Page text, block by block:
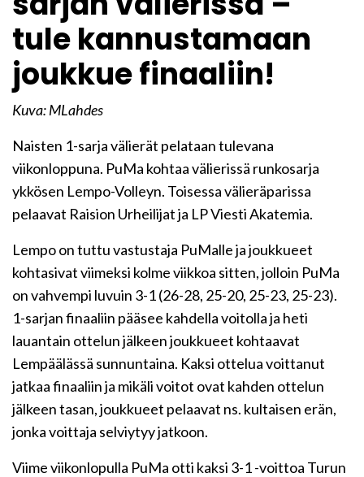
tule kannustamaan
joukkue finaaliin!
Kuva: MLahdes
Naisten 1-sarja välierät pelataan tulevana
viikonloppuna. PuMa kohtaa välierissä runkosarja
ykkösen Lempo-Volleyn. Toisessa välieräparissa
pelaavat Raision Urheilijat ja LP Viesti Akatemia.
Lempo on tuttu vastustaja PuMalle ja joukkueet
kohtasivat viimeksi kolme viikkoa sitten, jolloin PuMa
on vahvempi luvuin 3-1 (26-28, 25-20, 25-23, 25-23).
1-sarjan finaaliin pääsee kahdella voitolla ja heti
lauantain ottelun jälkeen joukkueet kohtaavat
Lempäälässä sunnuntaina. Kaksi ottelua voittanut
jatkaa finaaliin ja mikäli voitot ovat kahden ottelun
jälkeen tasan, joukkueet pelaavat ns. kultaisen erän,
jonka voittaja selviytyy jatkoon.
Viime viikonlopulla PuMa otti kaksi 3-1 -voittoa Turun